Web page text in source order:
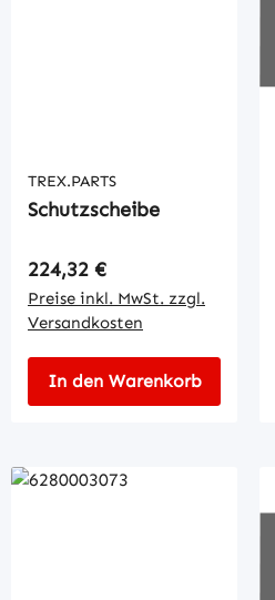
TREX.PARTS
Schutzscheibe
Regulärer Preis:
224,32 €
Preise inkl. MwSt. zzgl.
Versandkosten
In den Warenkorb